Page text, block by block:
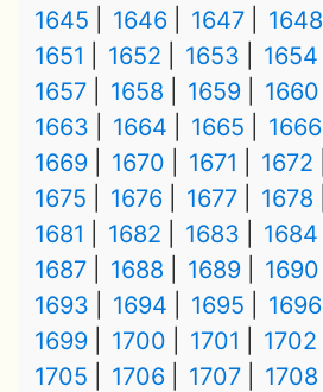
1645
1646 1647 1648
1651
1652 1653 1654
1657
1658 1659 1660
1663
1664 1665 1666
1669
1670 1671 1672
1675
1676 1677 1678
1681
1682 1683 1684
1687
1688 1689 1690
1693
1694 1695 1696
1699
1700 1701 1702
1705
1706 1707 1708